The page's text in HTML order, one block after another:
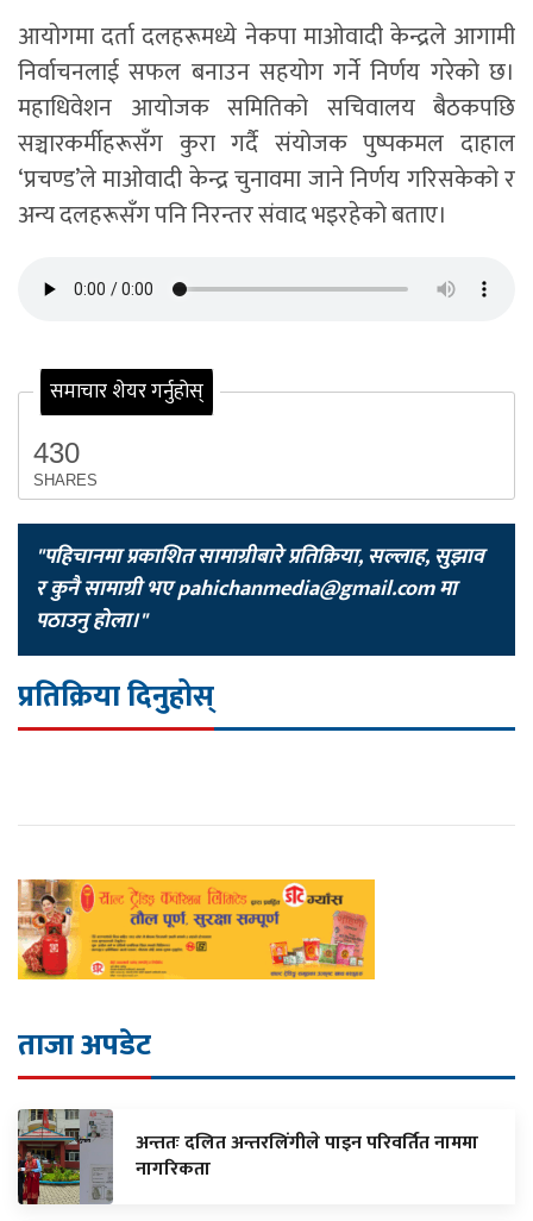
आयोगमा दर्ता दलहरूमध्ये नेकपा माओवादी केन्द्रले आगामी
निर्वाचनलाई सफल बनाउन सहयोग गर्ने निर्णय गरेको छ।
महाधिवेशन आयोजक समितिको सचिवालय बैठकपछि
सञ्चारकर्मीहरूसँग कुरा गर्दै संयोजक पुष्पकमल दाहाल
‘प्रचण्ड’ले माओवादी केन्द्र चुनावमा जाने निर्णय गरिसकेको र
अन्य दलहरूसँग पनि निरन्तर संवाद भइरहेको बताए।
समाचार शेयर गर्नुहोस्
430
SHARES
"पहिचानमा प्रकाशित सामाग्रीबारे प्रतिक्रिया, सल्लाह, सुझाव
र कुनै सामाग्री भएpahichanmedia@gmail.comमा
पठाउनु होला।"
प्रतिक्रिया दिनुहोस्
ताजा अपडेट
अन्ततः दलित अन्तरलिंगीले पाइन परिवर्तित नाममा
नागरिकता